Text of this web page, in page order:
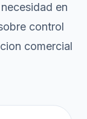
en
control
comercial